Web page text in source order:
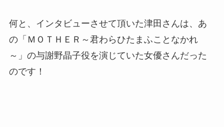
何と、インタビューさせて頂いた津田さんは、あ
の「ＭＯＴＨＥＲ～君わらひたまふことなかれ
～」 の与謝野晶子役を演じていた女優さんだった
のです！